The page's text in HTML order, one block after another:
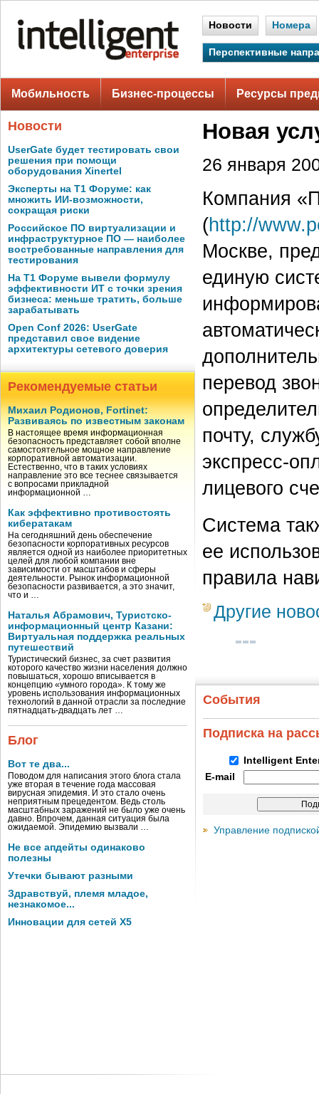
Новости Номера
Перспективные
Мобильность Бизнес-процессы Ресурсы
Новости
UserGate будет тестировать свои
решения при помощи
оборудования Xinertel
Эксперты на Т1 Форуме: как
множить ИИ-возможности,
сокращая риски
Российское ПО виртуализации и
инфраструктурное ПО — наиболее
востребованные направления для
тестирования
На Т1 Форуме вывели формулу
эффективности ИТ с точки зрения
бизнеса: меньше тратить, больше
зарабатывать
Open Conf 2026: UserGate
представил свое видение
архитектуры сетевого доверия
Рекомендуемые статьи
Михаил Родионов, Fortinet:
Развиваясь по известным законам
В настоящее время информационная
безопасность представляет собой вполне
самостоятельное мощное направление
корпоративной автоматизации.
Естественно, что в таких условиях
направление это все теснее связывается
с вопросами прикладной
информационной …
Как эффективно противостоять
кибератакам
На сегодняшний день обеспечение
безопасности корпоративных ресурсов
является одной из наиболее приоритетных
целей для любой компании вне
зависимости от масштабов и сферы
деятельности. Рынок информационной
безопасности развивается, а это значит,
что и …
Наталья Абрамович, Туристско-
информационный центр Казани:
Виртуальная поддержка реальных
путешествий
Туристический бизнес, за счет развития
которого качество жизни населения должно
повышаться, хорошо вписывается в
концепцию «умного города». К тому же
уровень использования информационных
технологий в данной отрасли за последние
пятнадцать-двадцать лет …
Блог
Вот те два...
Поводом для написания этого блога стала
уже вторая в течение года массовая
вирусная эпидемия. И это стало очень
неприятным прецедентом. Ведь столь
масштабных заражений не было уже очень
давно. Впрочем, данная ситуация была
ожидаемой. Эпидемию вызвали …
Не все апдейты одинаково
полезны
Утечки бывают разными
Здравствуй, племя младое,
незнакомое...
Инновации для сетей X5
Новая
26 января
Компания
(http://
Москве,
единую
перевод
почту,
экспресс-
лицевого
Система
ее
правила
Другие
События
Подписка на
Intelligent
E-mail
Управление